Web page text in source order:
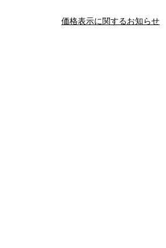
夫との関係
新津春子 どか食い
価格表示に関するお知らせ